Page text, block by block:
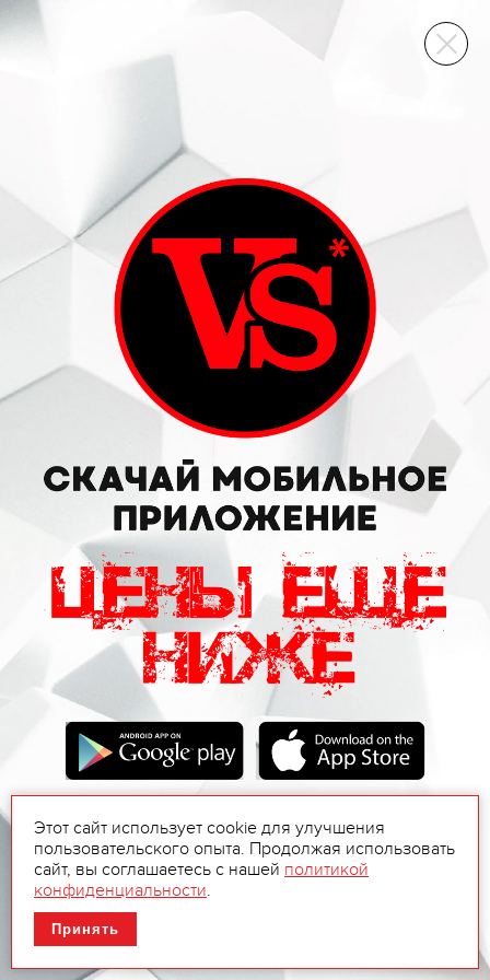
ВИННЫЙ СКЛАД
Этот сайт использует cookie для улучшения
пользовательского опыта. Продолжая использовать
сайт, вы соглашаетесь с нашей политикой
конфиденциальности.
Принять